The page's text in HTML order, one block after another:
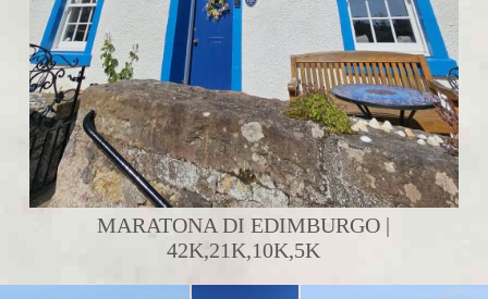
MARATONA DI EDIMBURGO |
42K,21K,10K,5K